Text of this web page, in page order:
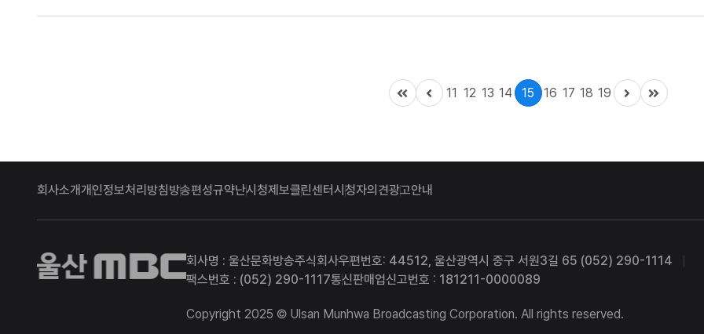
11 12 13 14 15 16 17 18 19
회사소개개인정보처리방침방송편성규약난시청제보클린센터시청자의견광고안내
울산MBC 회사명 : 울산문화방송주식회사우편번호: 44512, 울산광역시 중구 서원3길 65 (052) 290-1114
팩스번호 : (052) 290-1117통신판매업신고번호 : 181211-0000089
Copyright 2025 © Ulsan Munhwa Broadcasting Corporation. All rights reserved.